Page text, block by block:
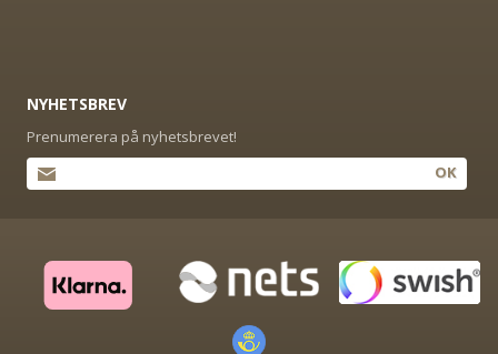
NYHETSBREV
Prenumerera på nyhetsbrevet!
OK